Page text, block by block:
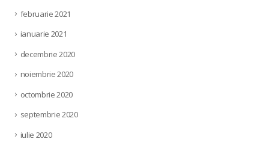
februarie 2021
ianuarie 2021
decembrie 2020
noiembrie 2020
octombrie 2020
septembrie 2020
iulie 2020